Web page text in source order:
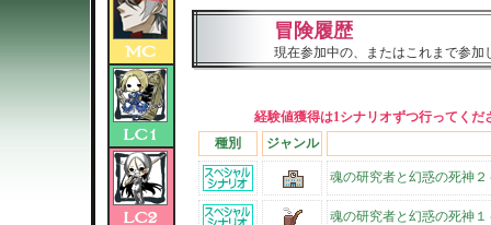
冒険履歴
現在参加中の、またはこれまで参
経験値獲得は1シナリオずつ行ってく
種別
ジャンル
魂の研究者と幻惑の死神
魂の研究者と幻惑の死神